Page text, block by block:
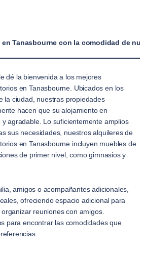
Tanasbourne con la comodidad de
dé la bienvenida a los mejores
en Tanasbourne. Ubicados en los
la ciudad, nuestras propiedades
hacen que su alojamiento en
agradable. Lo suficientemente amplios
sus necesidades, nuestros alquileres de
en Tanasbourne incluyen muebles de
de primer nivel, como gimnasios y
amigos o acompañantes adicionales,
ofreciendo espacio adicional para
reuniones con amigos.
para encontrar las comodidades que